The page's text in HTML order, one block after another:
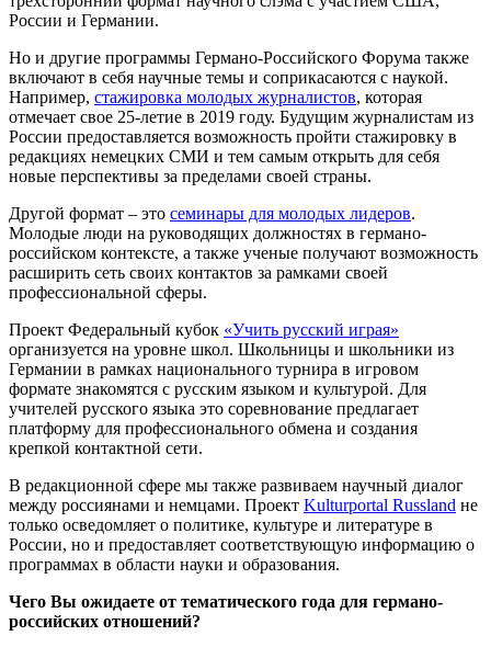
России и Германии.
Но и другие программы Германо-Российского Форума также
включают в себя научные темы и соприкасаются с наукой.
Например, стажировка молодых журналистов, которая
отмечает свое 25-летие в 2019 году. Будущим журналистам из
России предоставляется возможность пройти стажировку в
редакциях немецких СМИ и тем самым открыть для себя
новые перспективы за пределами своей страны.
Другой формат – это семинары для молодых лидеров.
Молодые люди на руководящих должностях в германо-
российском контексте, а также ученые получают возможность
расширить сеть своих контактов за рамками своей
профессиональной сферы.
Проект Федеральный кубок «Учить русский играя»
организуется на уровне школ. Школьницы и школьники из
Германии в рамках национального турнира в игровом
формате знакомятся с русским языком и культурой. Для
учителей русского языка это соревнование предлагает
платформу для профессионального обмена и создания
крепкой контактной сети.
В редакционной сфере мы также развиваем научный диалог
между россиянами и немцами. Проект Kulturportal Russland не
только осведомляет о политике, культуре и литературе в
России, но и предоставляет соответствующую информацию о
программах в области науки и образования.
Чего Вы ожидаете от тематического года для германо-
российских отношений?